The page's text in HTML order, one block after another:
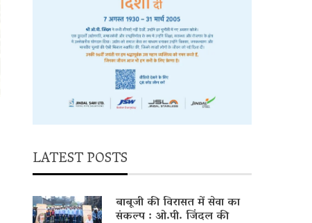
LATEST POSTS
बाबूजी की विरासत में सेवा का
संकल्प : ओ.पी. जिंदल की